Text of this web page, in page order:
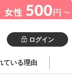
ログイン
ている理由